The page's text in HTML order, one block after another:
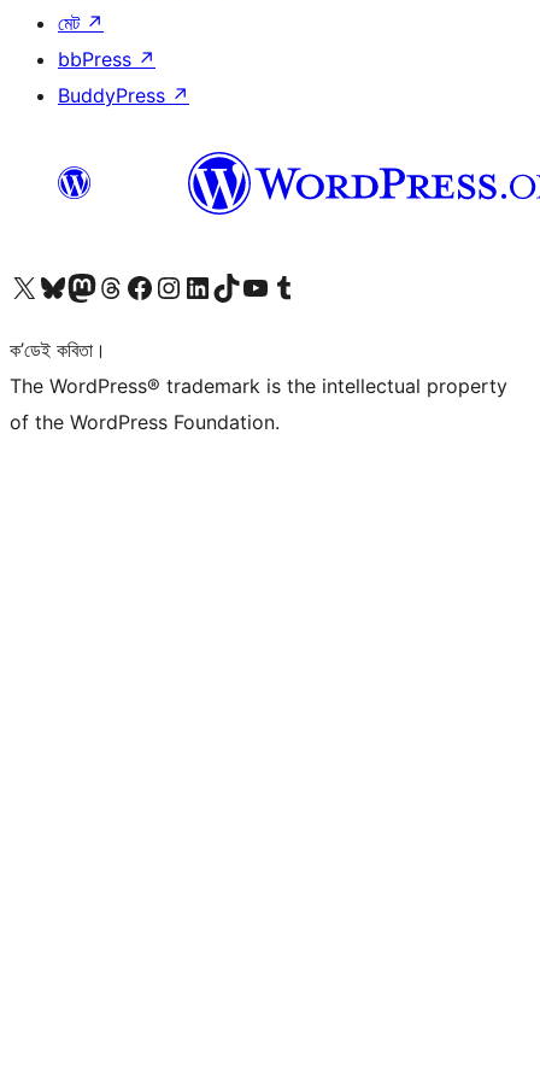
মেট ↗
bbPress ↗
BuddyPress ↗
আমাৰ X (আগৰ Twitter) একাউণ্টলৈ যাওকআমাৰ Bluesky একাউণ্টলৈ যাওকআমাৰ Mastodon একাউণ্টলৈ যাওকআমাৰ Threads একাউণ্টলৈ যাওকআমাৰ Facebook পৃষ্ঠালৈ যাওকআমাৰ Instagram একাউণ্টলৈ যাওকআমাৰ LinkedIn একাউণ্টলৈ যাওকআমাৰ TikTok একাউণ্টলৈ যাওকআমাৰ YouTube চেনেললৈ যাওকআমাৰ Tumblr একাউণ্টলৈ যাওক
ক’ডেই কবিতা।
The WordPress® trademark is the intellectual property
of the WordPress Foundation.